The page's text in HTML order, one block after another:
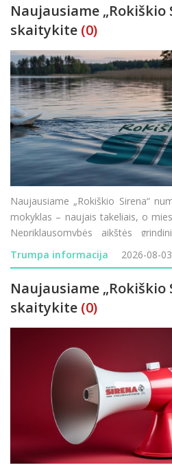
Naujausiame „Rokiškio
skaitykite (0)
Naujausiame „Rokiškio Sirena“
mokyklas – naujais takeliais, o
Nepriklausomybės aikštės
vardu žais moterų krepšinio
Trumpa informacija 2026-08-03
Naujausiame „Rokiškio
skaitykite (0)